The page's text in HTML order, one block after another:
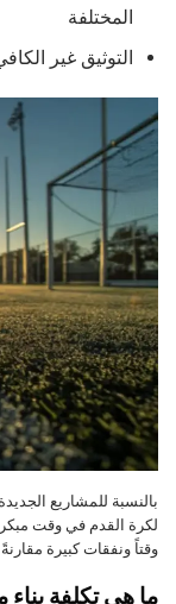
المختلفة
التوثيق غير
بالنسبة للمشاريع
لكرة القدم في وقت مبكر
وقتاً ونفقات كبيرة
ما هي تكلفة